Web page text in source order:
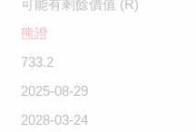
可能有剩餘價值 (R)
熊證
733.2
2025-08-29
2028-03-24